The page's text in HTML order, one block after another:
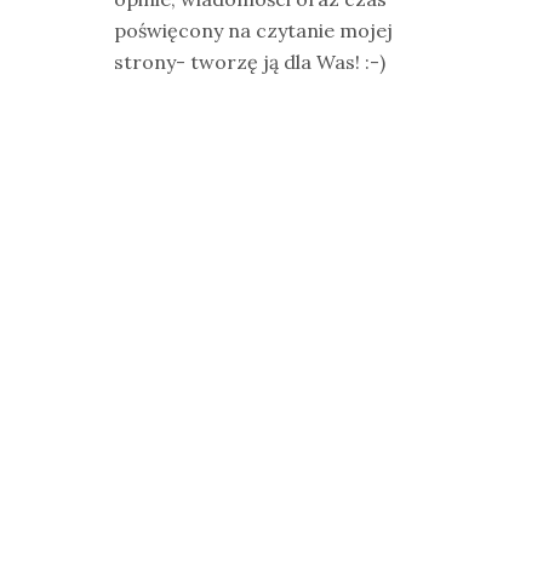
poświęcony na czytanie mojej
strony- tworzę ją dla Was! :-)